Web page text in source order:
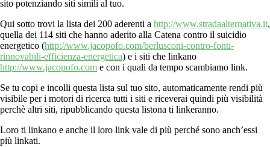
sito potenziando siti simili al tuo.
Qui sotto trovi la lista dei 200 aderenti a http://www.stradaalternativa.it,
quella dei 114 siti che hanno aderito alla Catena contro il suicidio
energetico (http://www.jacopofo.com/berlusconi-contro-fonti-
rinnovabili-efficienza-energetica) e i siti che linkano
http://www.jacopofo.com e con i quali da tempo scambiamo link.
Se tu copi e incolli questa lista sul tuo sito, automaticamente rendi più
visibile per i motori di ricerca tutti i siti e riceverai quindi più visibilità
perchè altri siti, ripubblicando questa listona ti linkeranno.
Loro ti linkano e anche il loro link vale di più perché sono anch’essi
più linkati.